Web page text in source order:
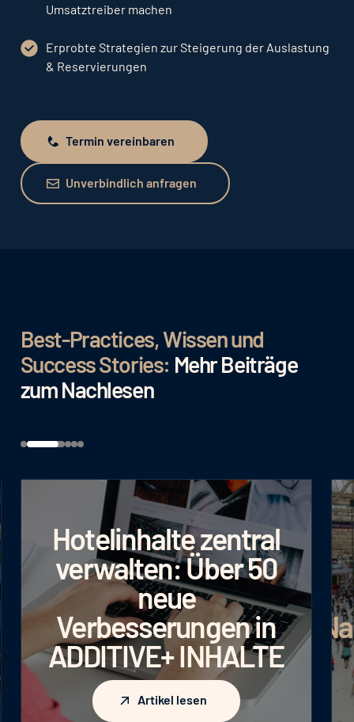
Umsatztreiber machen
Erprobte Strategien zur Steigerung der Auslastung
& Reservierungen
Termin vereinbaren
Termin vereinbaren
Unverbindlich anfragen
Unverbindlich anfragen
Best-Practices, Wissen und
Success Stories: Mehr Beiträge
zum Nachlesen
Hotelinhalte zentral
verwalten: Über 50
neue
Verbesserungen in
ADDITIVE+ INHALTE
Artikel lesen
Artikel lesen